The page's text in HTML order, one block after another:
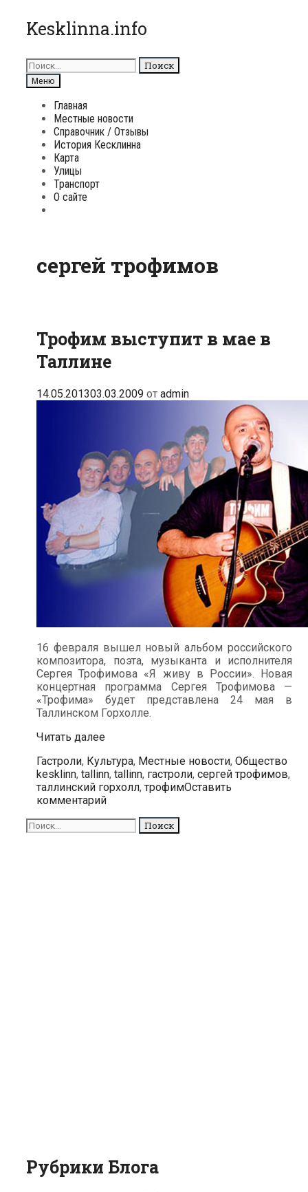
Перейти
к
Kesklinna.info
Поиск
для:
Поиск
Меню
Главная
Местные новости
Справочник / Отзывы
История Кесклинна
Карта
Улицы
Транспорт
О сайте
сергей трофимов
Трофим выступит в мае в
Таллине
14.05.201303.03.2009 от admin
16 февраля вышел новый альбом российского
композитора, поэта, музыканта и исполнителя
Сергея Трофимова «Я живу в России». Новая
концертная программа Сергея Трофимова —
«Трофима» будет представлена 24 мая в
Таллинском Горхолле.
Читать далееТрофим
в
мае
в
Таллине
Рубрики
Гастроли, Культура, Местные новости, Общество
kesklinn, tallinn, tallinn, гастроли, сергей трофимов,
таллинский горхолл, трофимОставить
комментарий
Поиск
для:
Рубрики Блога